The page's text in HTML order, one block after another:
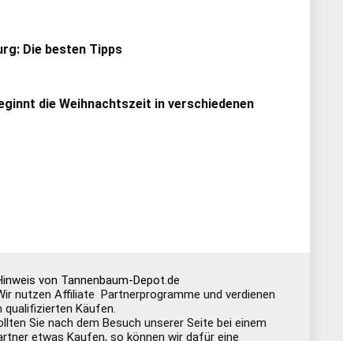
Die besten Tipps
die Weihnachtszeit in verschiedenen
von Tannenbaum-Depot.de
nutzen Affiliate Partnerprogramme und verdienen
qualifizierten Käufen.
Sie nach dem Besuch unserer Seite bei einem
etwas Kaufen, so können wir dafür eine